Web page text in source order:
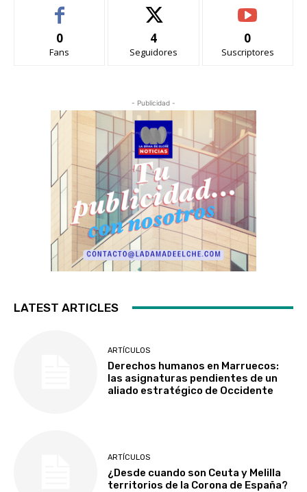
0
Fans
4
Seguidores
0
Suscriptores
- Publicidad -
LATEST ARTICLES
ARTÍCULOS
Derechos humanos en Marruecos:
las asignaturas pendientes de un
aliado estratégico de Occidente
ARTÍCULOS
¿Desde cuando son Ceuta y Melilla
territorios de la Corona de España?